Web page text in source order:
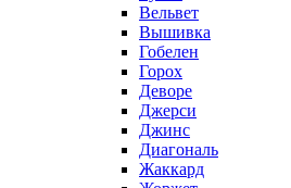
Вельвет
Вышивка
Гобелен
Горох
Деворе
Джерси
Джинс
Диагональ
Жаккард